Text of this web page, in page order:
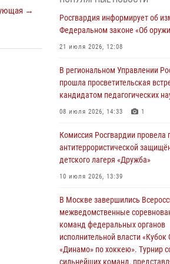
→
21 единицу оружия изъяли
Росгвардейцы принимают
обеспечении общественной
время празднования Дня ВДВ
За минувшие сутки Псковские
выезжали два раза на улицу
31 июля 2026, 13:53
В Санкт-Петербурге прошел
ежегодного Всероссийского
профессионального мастерства
сотрудников
Росгвардии, Псковские
одержали победу
Росгвардия информирует об
Федеральном законе «Об
21 июля 2026, 12:08
В региональном Управлении
прошла просветительская
кандидатом педагогических
08 июля 2026, 14:33 1
Комиссия Росгвардии провела
антитеррористической
детского лагеря «Дружба»
10 июля 2026, 13:39
В Москве завершились
межведомственные
команд федеральных органов
исполнительной власти «Кубок
«Динамо» по хоккею». Турнир
сильнейших команд,